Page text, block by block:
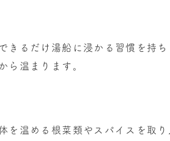
きるだけ湯船に浸かる習慣を持
ら温まります。
を温める根菜類やスパイスを取